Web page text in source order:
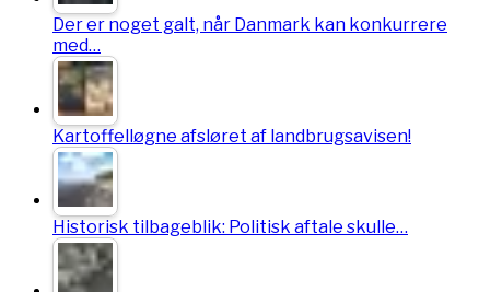
Der er noget galt, når Danmark kan konkurrere
med…
Kartoffelløgne afsløret af landbrugsavisen!
Historisk tilbageblik: Politisk aftale skulle…